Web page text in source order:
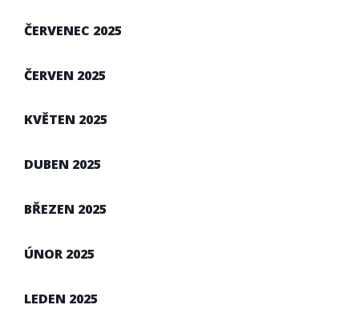
ČERVENEC 2025
ČERVEN 2025
KVĚTEN 2025
DUBEN 2025
BŘEZEN 2025
ÚNOR 2025
LEDEN 2025